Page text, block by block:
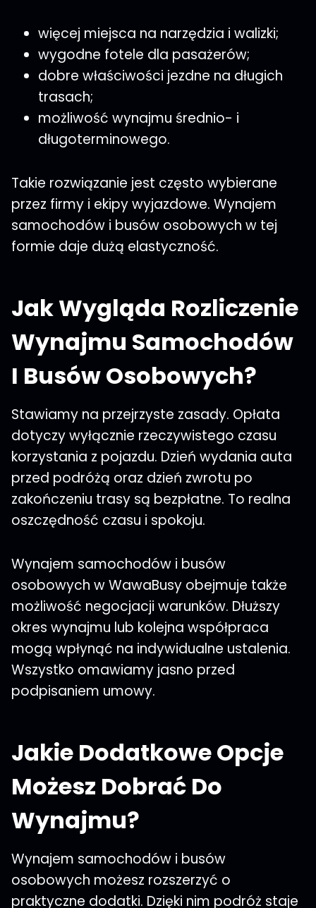
więcej miejsca na narzędzia i walizki;
wygodne fotele dla pasażerów;
dobre właściwości jezdne na długich
trasach;
możliwość wynajmu średnio- i
długoterminowego.
Takie rozwiązanie jest często wybierane
przez firmy i ekipy wyjazdowe. Wynajem
samochodów i busów osobowych w tej
formie daje dużą elastyczność.
Jak Wygląda Rozliczenie
Wynajmu Samochodów
I Busów Osobowych?
Stawiamy na przejrzyste zasady. Opłata
dotyczy wyłącznie rzeczywistego czasu
korzystania z pojazdu. Dzień wydania auta
przed podróżą oraz dzień zwrotu po
zakończeniu trasy są bezpłatne. To realna
oszczędność czasu i spokoju.
Wynajem samochodów i busów
osobowych w WawaBusy obejmuje także
możliwość negocjacji warunków. Dłuższy
okres wynajmu lub kolejna współpraca
mogą wpłynąć na indywidualne ustalenia.
Wszystko omawiamy jasno przed
podpisaniem umowy.
Jakie Dodatkowe Opcje
Możesz Dobrać Do
Wynajmu?
Wynajem samochodów i busów
osobowych możesz rozszerzyć o
praktyczne dodatki. Dzięki nim podróż staje